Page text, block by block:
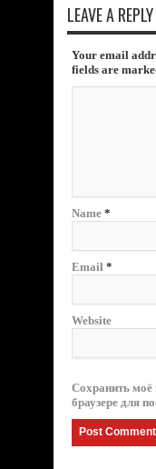
LEAVE A REPLY
Your email
fields are
Name *
Email *
Website
Сохранить моё
браузере для